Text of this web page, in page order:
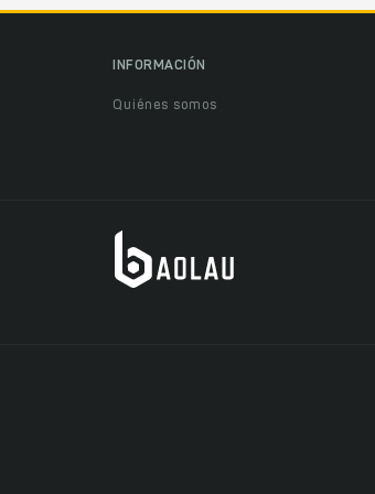
INFORMACIÓN
Quiénes somos